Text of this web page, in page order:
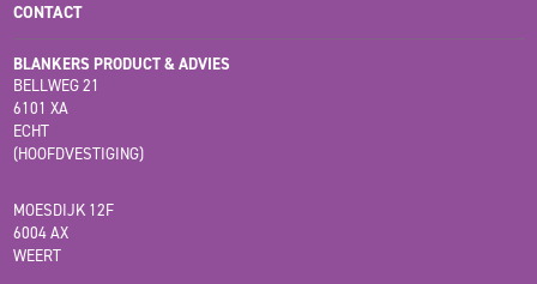
CONTACT
BLANKERS PRODUCT & ADVIES
BELLWEG 21
6101 XA
ECHT
(HOOFDVESTIGING)
MOESDIJK 12F
6004 AX
WEERT